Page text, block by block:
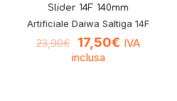
Slider 14F 140mm
Artificiale Daiwa Saltiga 14F
23,90€ 17,50€ IVA
inclusa